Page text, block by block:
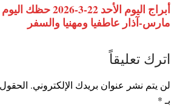
أبراج اليوم الأحد
مارس-آذار عاطفيا ومهنيا والسفر
اترك تعليقاً
لن يتم نشر عنوان بريدك الإلكتروني. الحقول
بـ *